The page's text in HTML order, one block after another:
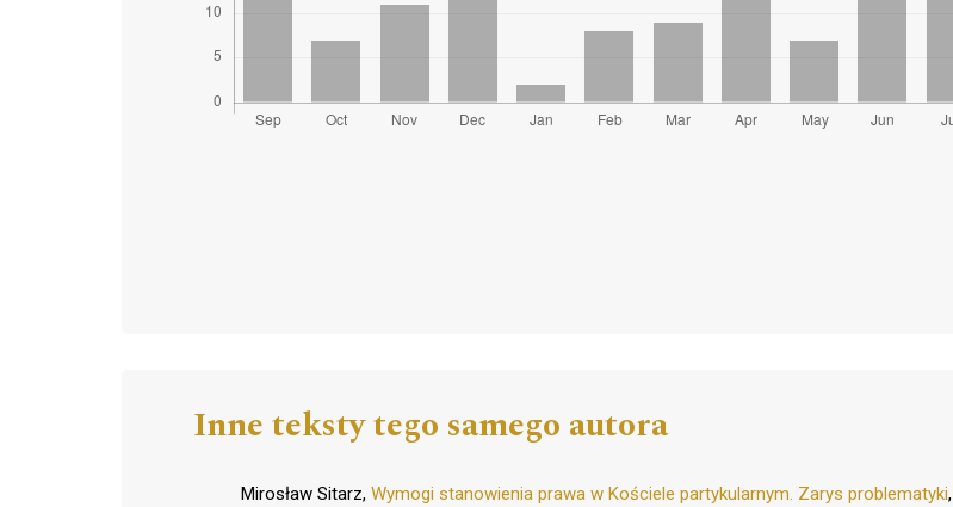
Inne teksty tego samego autora
Mirosław Sitarz, Wymogi stanowienia prawa w Kościele partykularnym. Zarys problematyki,